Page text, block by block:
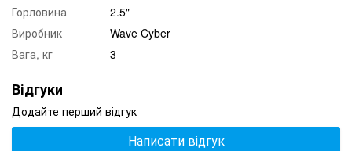
Горловина
2.5"
Виробник
Wave Cyber
Вага, кг
3
Відгуки
Додайте перший відгук
Написати відгук